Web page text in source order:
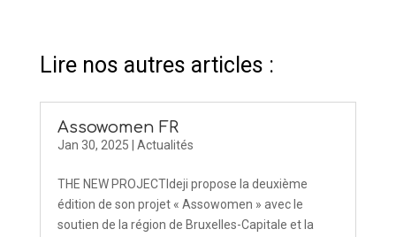
Lire nos autres articles :
Assowomen FR
Jan 30, 2025 Actualités
THE NEW PROJECTIdeji propose la deuxième
édition de son projet « Assowomen » avec le
soutien de la région de Bruxelles-Capitale et la